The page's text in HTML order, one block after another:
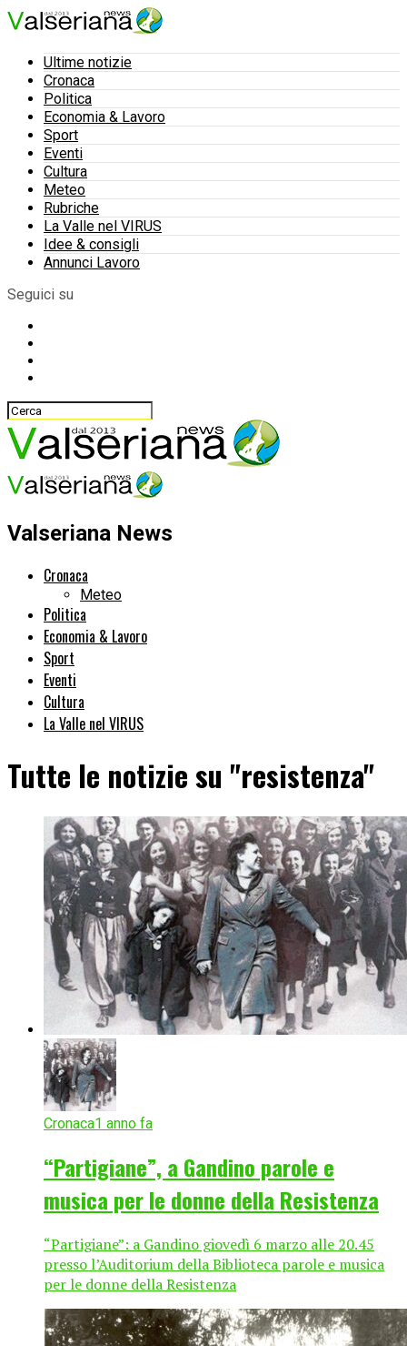
Ultime notizie
Cronaca
Politica
Economia & Lavoro
Sport
Eventi
Cultura
Meteo
Rubriche
La Valle nel VIRUS
Idee & consigli
Annunci Lavoro
Seguici su
Valseriana News
Cronaca
Meteo
Politica
Economia & Lavoro
Sport
Eventi
Cultura
La Valle nel VIRUS
Tutte le notizie su "resistenza"
Cronaca1 anno fa
“Partigiane”, a Gandino parole e
musica per le donne della Resistenza
“Partigiane”: a Gandino giovedì 6 marzo alle 20.45
presso l’Auditorium della Biblioteca parole e musica
per le donne della Resistenza